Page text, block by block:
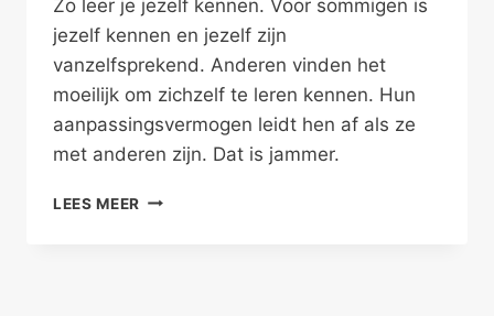
Zo leer je jezelf kennen. Voor sommigen is
jezelf kennen en jezelf zijn
vanzelfsprekend. Anderen vinden het
moeilijk om zichzelf te leren kennen. Hun
aanpassingsvermogen leidt hen af als ze
met anderen zijn. Dat is jammer.
LEES MEER VEILIG